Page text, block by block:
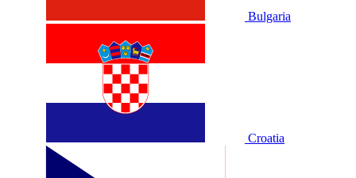
Bulgaria
Croatia